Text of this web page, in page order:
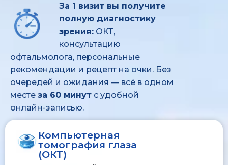
За 1 визит вы получите
полную диагностику
зрения: ОКТ,
консультацию
офтальмолога, персональные
рекомендации и рецепт на очки. Без
очередей и ожидания — всё в одном
месте за 60 минут с удобной
онлайн-записью.
Компьютерная
томография глаза
(ОКТ)